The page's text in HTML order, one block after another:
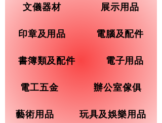
文儀器材 展示用品
印章及用品 電腦及配件
書簿類及配件 電子用品
電工五金 辦公室傢俱
藝術用品 玩具及娛樂用品